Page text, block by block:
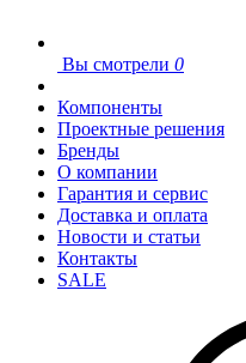
Вы смотрели 0
Компоненты
Проектные решения
Бренды
О компании
Гарантия и сервис
Доставка и оплата
Новости и статьи
Контакты
SALE